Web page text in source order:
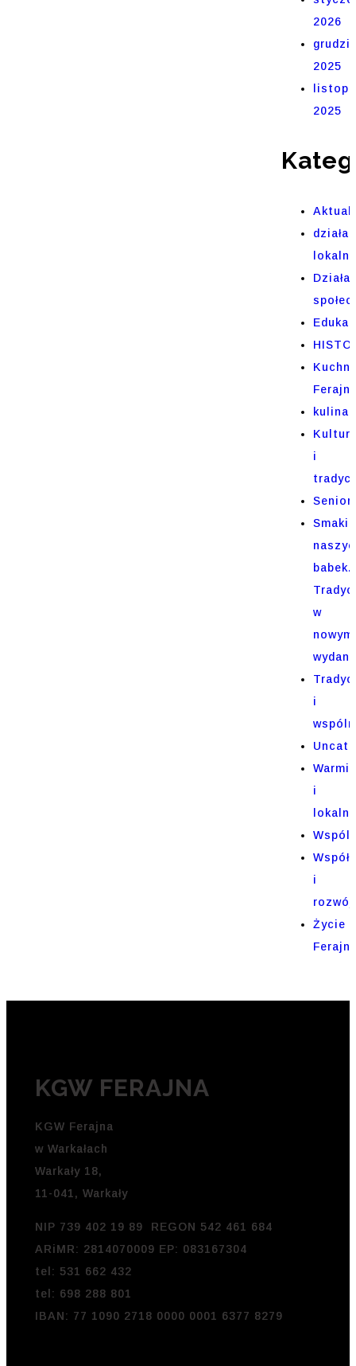
2026
2025
2025
lokalna
Ferajny
i
Smaki
babek.
w
nowym
i
Warmia
i
i
rozwój
Życie
Ferajny
KGW FERAJNA
KGW Ferajna
w Warkałach
Warkały 18,
11-041, Warkały
NIP 739 402 19 89 REGON 542 461 684
ARiMR: 2814070009 EP: 083167304
tel: 531 662 432
tel: 698 288 801
IBAN: 77 1090 2718 0000 0001 6377 8279